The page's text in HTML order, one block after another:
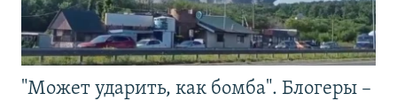
"Может ударить, как бомба". Блогеры –